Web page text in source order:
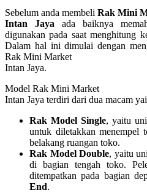
Sebelum anda membeli Rak Mini
Intan Jaya ada baiknya
digunakan pada saat menghitung
Dalam hal ini dimulai dengan
Rak Mini Market
Intan Jaya.
Model Rak Mini Market
Intan Jaya terdiri dari dua macam
Rak Model Single, yaitu
untuk diletakkan menempel
belakang ruangan toko.
Rak Model Double, yaitu
di bagian tengah toko.
ditempatkan pada bagian
End.